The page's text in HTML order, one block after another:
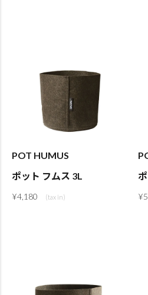
POT HUMUS
ポット フムス 3L
¥4,180 ¥